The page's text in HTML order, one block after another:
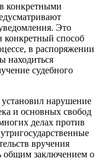
конкретными
Это
конкретный способ
в распоряжении
находиться
судебного
нарушение
и основных свобод
делах против
вручения
общим заключением о